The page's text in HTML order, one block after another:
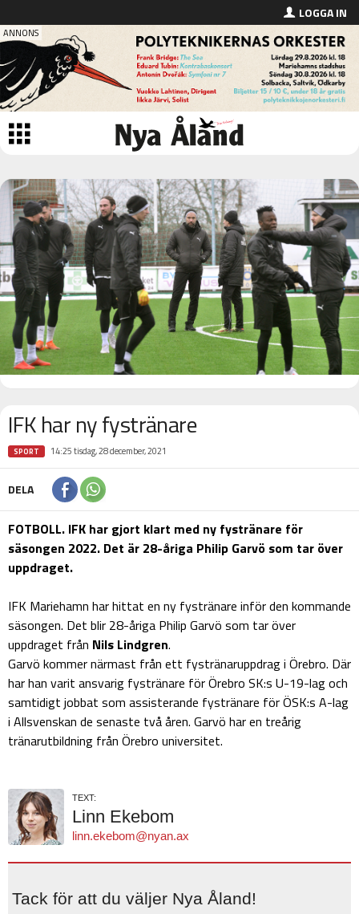
LOGGA IN
IFK har ny fystränare
SPORT 14:25 tisdag, 28 december, 2021
DELA
FOTBOLL. IFK har gjort klart med ny fystränare för
säsongen 2022. Det är 28-åriga Philip Garvö som tar över
uppdraget.
IFK Mariehamn har hittat en ny fystränare inför den kommande
säsongen. Det blir 28-åriga Philip Garvö som tar över
uppdraget från Nils Lindgren.
Garvö kommer närmast från ett fystränaruppdrag i Örebro. Där
har han varit ansvarig fystränare för Örebro SK:s U-19-lag och
samtidigt jobbat som assisterande fystränare för ÖSK:s A-lag
i Allsvenskan de senaste två åren. Garvö har en treårig
tränarutbildning från Örebro universitet.
TEXT:
Linn Ekebom
linn.ekebom@nyan.ax
Tack för att du väljer Nya Åland!